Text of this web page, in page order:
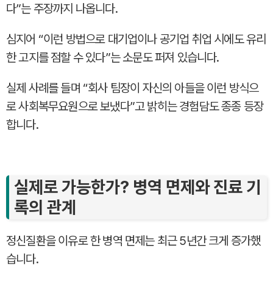
다”는 주장까지 나옵니다.
심지어 “이런 방법으로 대기업이나 공기업 취업 시에도 유리
한 고지를 점할 수 있다”는 소문도 퍼져 있습니다.
실제 사례를 들며 “회사 팀장이 자신의 아들을 이런 방식으
로 사회복무요원으로 보냈다”고 밝히는 경험담도 종종 등장
합니다.
실제로 가능한가? 병역 면제와 진료 기
록의 관계
정신질환을 이유로 한 병역 면제는 최근 5년간 크게 증가했
습니다.